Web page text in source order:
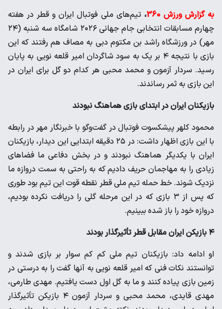
به گزارش ورزش 360 ،تیم‌های ملی فوتبال ایران و قطر در هفته
چهارم مسابقات انتخابی جام جهانی ۲۰۲۶ شامگاه سه شنبه (۲۴
مهر) در ورزشگاه راشد بن مکتوم دبی به مصاف هم رفتند که این
بازی با نتیجه ۴ بر یک به سود شاگردان امیر قلعه نویی به پایان
رسید. سردار آزمون و محمد محبی هر کدام دو گل برای ایران در
این بازی به ثمر رساندند.
بازیکنان ایران در ابتدای بازی هماهنگ نبودند
محمود کلهر پیشکسوت فوتبال در گفت‌وگو با خبرنگار مهر در رابطه
با این بازی اظهار داشت: در ۲۵ دقیقه ابتدایی این دیدار، بازیکنان
ایران با یکدیگر هماهنگ نبودند و در بخش دفاعی ما فضاهای
زیادی را به مهاجمان حریف دادیم که به راحتی به سمت دروازه ما
نزدیک شوند. خط حمله تیم ملی قطر نقطه قوت این تیم بود طوری
که پس از ۳ بازی که در این مرحله گلی را دریافت نکرده بودیم،
دروازه خود را باز شده ببینیم.
۴ بازیکن ایران مقابل قطر تأثیرگذار بودند
او ادامه داد: بازیکنان تیم ملی کم کم سوار بر بازی شدند و
توانستند نکات فنی که امیر قلعه نویی به آنها گفت را به درستی در
زمین بازی پیاده کنند و ما به گل اول دست یافتیم. مهدی طارمی،
مهدی قایدی، محمد محبی و سردار آزمون ۴ بازیکن تأثیرگذار